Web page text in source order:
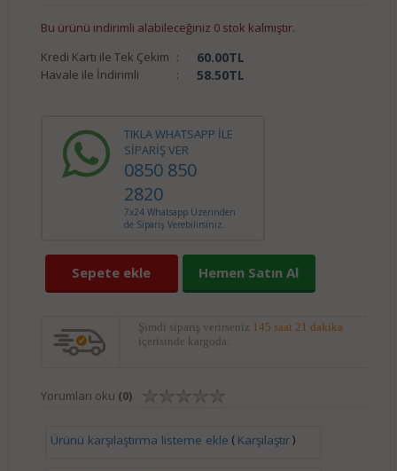
Bu ürünü indirimli alabileceğiniz 0 stok kalmıştır.
Kredi Kartı ile Tek Çekim : 60.00TL
Havale ile İndirimli : 58.50TL
TIKLA WHATSAPP İLE
SİPARİŞ VER
0850 850
2820
7x24 Whatsapp Üzerinden
de Sipariş Verebilirsiniz.
Sepete ekle Hemen Satın Al
Şimdi sipariş verirseniz 145 saat 21 dakika
içerisinde kargoda.
Yorumları oku (0)
Ürünü karşılaştırma listeme ekle ( Karşılaştır)